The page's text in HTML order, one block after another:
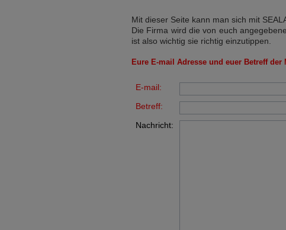
Mit dieser Seite kann man sich mit
Die Firma wird die von euch
ist also wichtig sie richtig einzutippen.
Eure E-mail Adresse und euer Betreff
E-mail:
Betreff:
Nachricht: